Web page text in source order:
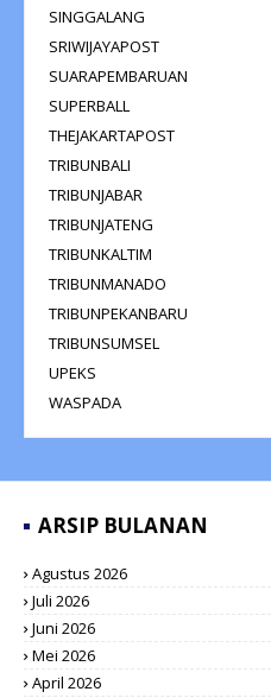
SINGGALANG
SRIWIJAYAPOST
SUARAPEMBARUAN
SUPERBALL
THEJAKARTAPOST
TRIBUNBALI
TRIBUNJABAR
TRIBUNJATENG
TRIBUNKALTIM
TRIBUNMANADO
TRIBUNPEKANBARU
TRIBUNSUMSEL
UPEKS
WASPADA
ARSIP BULANAN
Agustus 2026
Juli 2026
Juni 2026
Mei 2026
April 2026